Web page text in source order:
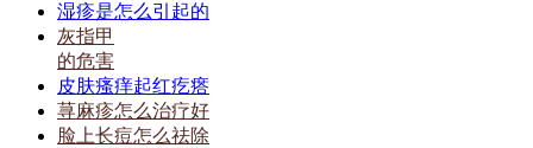
湿疹是怎么引起的
灰指甲
的危害
皮肤瘙痒起红疙瘩
荨麻疹怎么治疗好
脸上长痘怎么祛除